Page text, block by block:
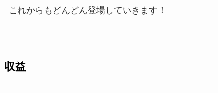
これからもどんどん登場していきます！
収益